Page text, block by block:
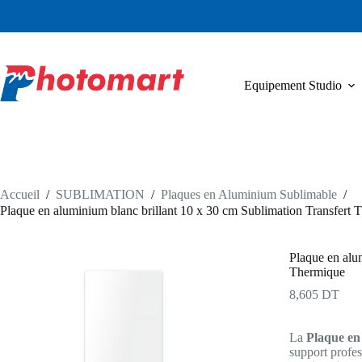
contenu
Equipement Studio
Accueil / SUBLIMATION / Plaques en Aluminium Sublimable /
Plaque en aluminium blanc brillant 10 x 30 cm Sublimation Transfert
Plaque en
Thermique
8,605 DT
La Plaque
support